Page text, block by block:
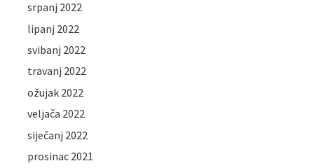
srpanj 2022
lipanj 2022
svibanj 2022
travanj 2022
ožujak 2022
veljača 2022
siječanj 2022
prosinac 2021